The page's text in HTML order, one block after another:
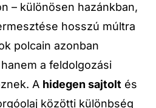
– különösen hazánkban,
hosszú múltra
polcain azonban
a feldolgozási
A hidegen sajtolt és
közötti különbség